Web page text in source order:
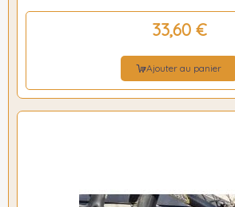
33,60 €
Ajouter au panier